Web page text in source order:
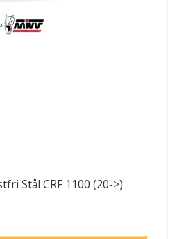
Stål CRF 1100 (20->)